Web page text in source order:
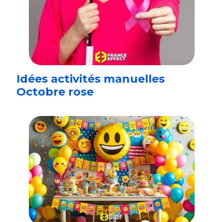
Idées activités manuelles
Octobre rose